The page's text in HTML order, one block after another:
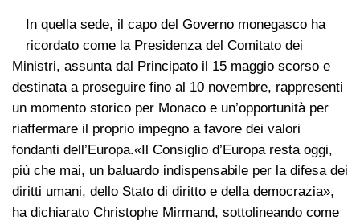
In quella sede, il capo del Governo monegasco ha
ricordato come la Presidenza del Comitato dei
Ministri, assunta dal Principato il 15 maggio scorso e
destinata a proseguire fino al 10 novembre, rappresenti
un momento storico per Monaco e un’opportunità per
riaffermare il proprio impegno a favore dei valori
fondanti dell’Europa.«Il Consiglio d’Europa resta oggi,
più che mai, un baluardo indispensabile per la difesa dei
diritti umani, dello Stato di diritto e della democrazia»,
ha dichiarato Christophe Mirmand, sottolineando come